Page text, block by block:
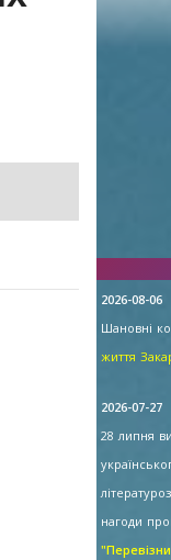
2026-08-06
Шановні
життя
2026-07-27
28 липня
нагоди